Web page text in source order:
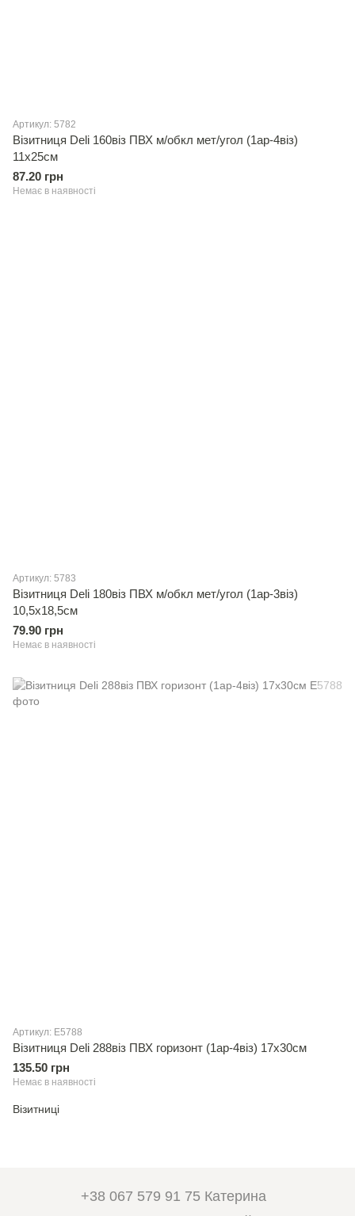
Артикул: 5782
Вiзитниця Deli 160вiз ПВХ м/обкл мет/угол (1ар-4вiз)
11х25см
87.20 грн
Немає в наявності
Артикул: 5783
Вiзитниця Deli 180вiз ПВХ м/обкл мет/угол (1ар-3вiз)
10,5х18,5см
79.90 грн
Немає в наявності
Артикул: E5788
Вiзитниця Deli 288вiз ПВХ горизонт (1ар-4вiз) 17х30см
135.50 грн
Немає в наявності
Візитниці
+38 067 579 91 75 Катерина